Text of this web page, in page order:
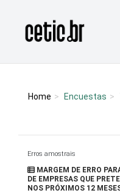
Página inicial
Home Encuestas
Erros amostrais
MARGEM DE ERRO
DE EMPRESAS QUE
NOS PRÓXIMOS 12